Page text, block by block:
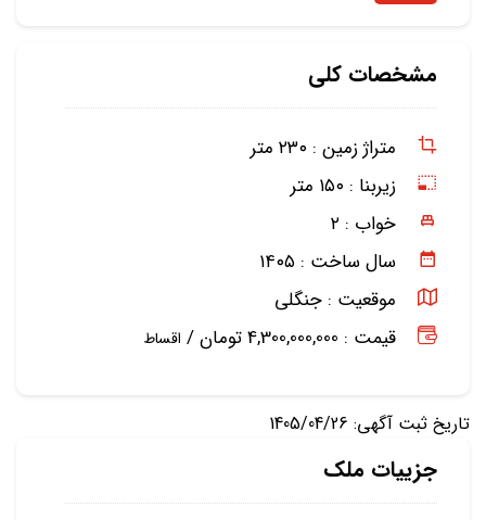
مشخصات کلی
متراژ زمین : ۲۳۰ متر
زیربنا : ۱۵۰ متر
خواب : ۲
سال ساخت : ۱۴۰۵
موقعیت : جنگلی
قیمت : 4,300,000,000 تومان /
اقساط
تاریخ ثبت آگهی: 1405/04/26
جزییات ملک